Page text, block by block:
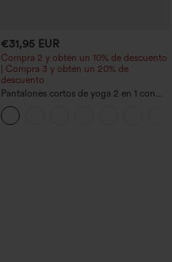
€31,95 EUR
Compra 2 y obtén un 10% de descuento
| Compra 3 y obtén un 20% de
descuento
Pantalones cortos de yoga 2 en 1 con
bolsillo trasero de talle muy alto y
bolsillo lateral oculto de 5&#39;&#39;
de longitud más larga